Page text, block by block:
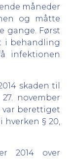
måneder
og måtte
gange. Først
i behandling
infektionen
skaden til
november
var berettiget
§ 20,
2014 over